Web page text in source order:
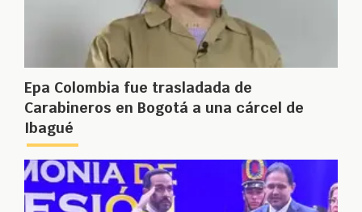
Epa Colombia fue trasladada de
Carabineros en Bogotá a una cárcel de
Ibagué